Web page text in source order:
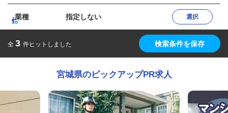
業種 指定しない 選択
全 3 件ヒットしました 検索条件を保存
宮城県のピックアップPR求人